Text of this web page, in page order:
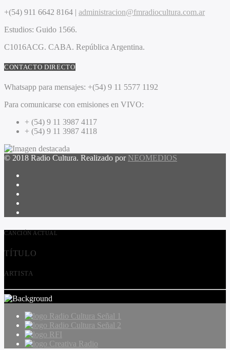
+(54) 911 6642 8164 | administracion@fmradiocultura.com.ar
Estudios: Guido 1566.
C1016ACG. CABA. República Argentina.
CONTACTO DIRECTO
Whatsapp para mensajes: +(54) 9 11 5577 1192
Para comunicarse con emisiones en VIVO:
+ (54) 9 11 3987 4117
+ (54) 9 11 3987 4118
© 2018 Radio Cultura. Realizado por NEOMEDIOS
CANCIÓN ACTUAL
TÍTULO
ARTISTA
Radio Cultura Señal 1
Radio Cultura Señal 2
RFI
Creativa Radio